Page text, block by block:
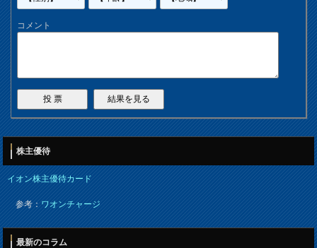
コメント
株主優待
イオン株主優待カード
参考：ワオンチャージ
最新のコラム